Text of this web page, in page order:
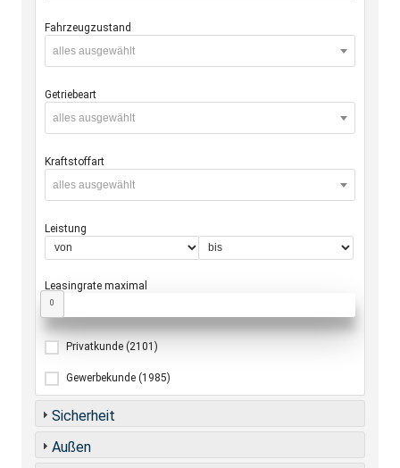
Fahrzeugzustand
alles ausgewählt
Getriebeart
alles ausgewählt
Kraftstoffart
alles ausgewählt
Leistung
Leasingrate maximal
0
Privatkunde (2101)
Gewerbekunde (1985)
Sicherheit
Außen